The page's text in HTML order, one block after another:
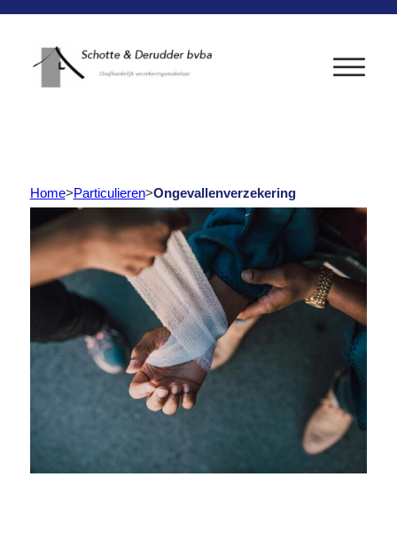
Home>Particulieren>Ongevallenverzekering